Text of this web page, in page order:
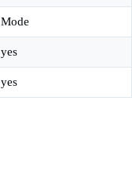
Mode
yes
yes